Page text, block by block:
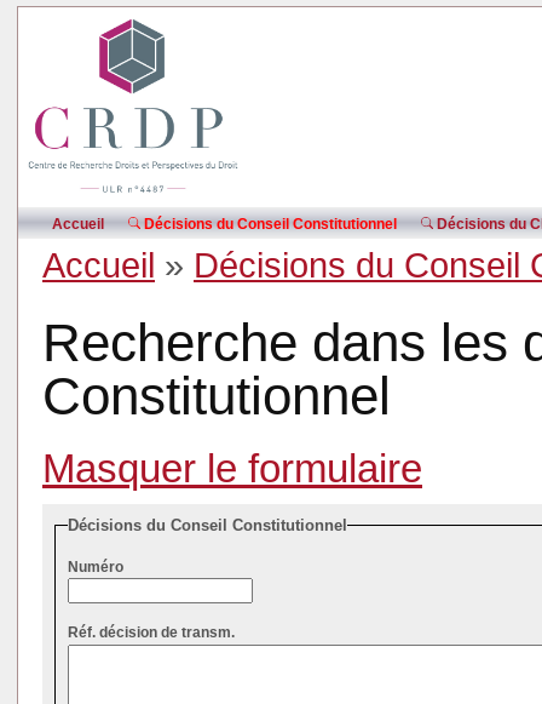
Accueil Décisions du Conseil Constitutionnel Décisions du
Accueil » Décisions du Conseil
Recherche dans les
Constitutionnel
Masquer le formulaire
Décisions du Conseil Constitutionnel
Numéro
Réf. décision de transm.